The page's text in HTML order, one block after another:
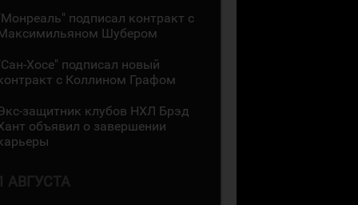
подписал контракт с
Шубером
Хосе" подписал новый
с Коллином Графом
защитник клубов НХЛ Брэд
объявил о завершении
АВГУСТА